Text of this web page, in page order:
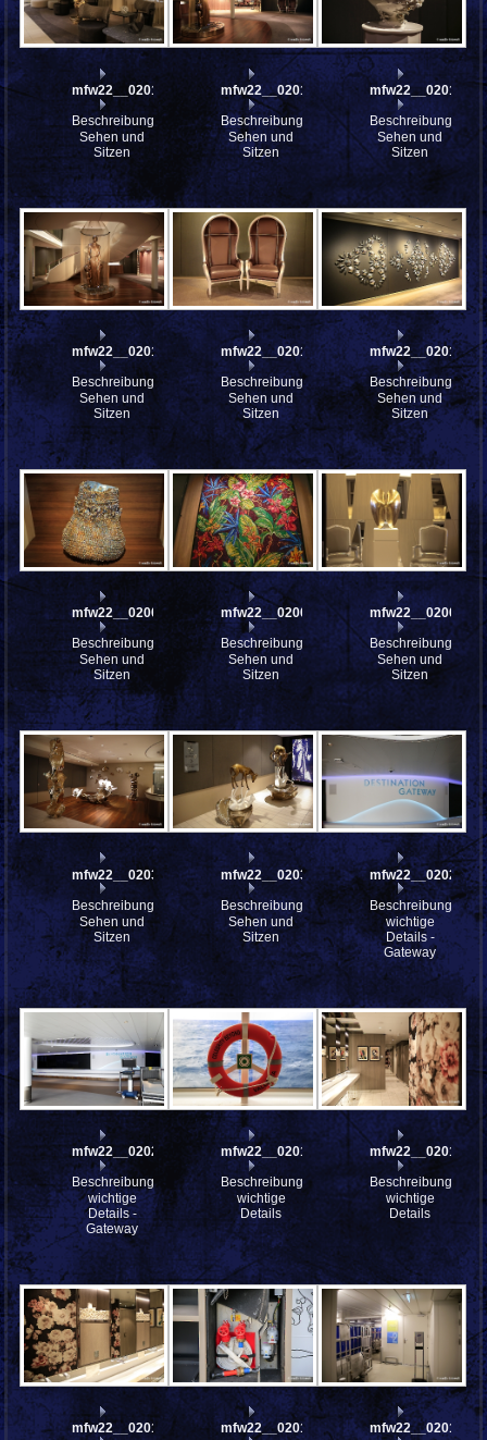
mfw22__0201791
Beschreibung:
Sehen und
Sitzen
mfw22__0201620
Beschreibung:
Sehen und
Sitzen
mfw22__0201594
Beschreibung:
Sehen und
Sitzen
mfw22__0201593
Beschreibung:
Sehen und
Sitzen
mfw22__0201590
Beschreibung:
Sehen und
Sitzen
mfw22__0201498
Beschreibung:
Sehen und
Sitzen
mfw22__0200996
Beschreibung:
Sehen und
Sitzen
mfw22__0200903
Beschreibung:
Sehen und
Sitzen
mfw22__0200772
Beschreibung:
Sehen und
Sitzen
mfw22__0203338
Beschreibung:
Sehen und
Sitzen
mfw22__0203337
Beschreibung:
Sehen und
Sitzen
mfw22__0202592
Beschreibung:
wichtige
Details -
Gateway
mfw22__0202591
Beschreibung:
wichtige
Details -
Gateway
mfw22__0201926
Beschreibung:
wichtige
Details
mfw22__0201624
Beschreibung:
wichtige
Details
mfw22__0201623 mfw22__0201347 mfw22__0201075